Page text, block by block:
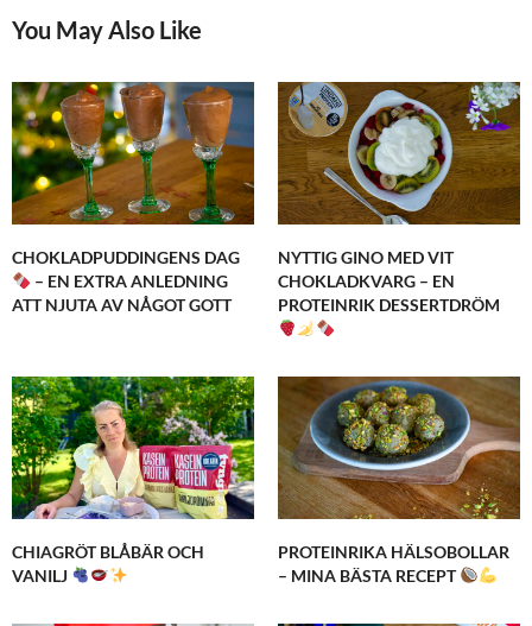
You May Also Like
CHOKLADPUDDINGENS DAG
– EN EXTRA ANLEDNING
ATT NJUTA AV NÅGOT GOTT
NYTTIG GINO MED VIT
CHOKLADKVARG – EN
PROTEINRIK DESSERTDRÖM
CHIAGRÖT BLÅBÄR OCH
VANILJ
PROTEINRIKA HÄLSOBOLLAR
– MINA BÄSTA RECEPT